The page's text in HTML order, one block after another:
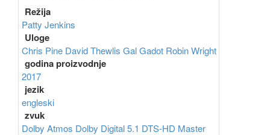
Režija
Patty Jenkins
Uloge
Chris Pine David Thewlis Gal Gadot Robin Wright
godina proizvodnje
2017
jezik
engleski
zvuk
Dolby Atmos Dolby Digital 5.1 DTS-HD Master